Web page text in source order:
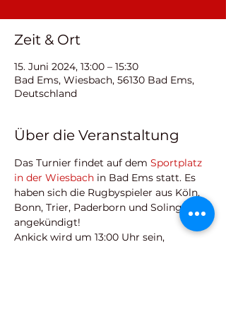
Zeit & Ort
15. Juni 2024, 13:00 – 15:30
Bad Ems, Wiesbach, 56130 Bad Ems,
Deutschland
Über die Veranstaltung
Das Turnier findet auf dem Sportplatz
in der Wiesbach in Bad Ems statt. Es
haben sich die Rugbyspieler aus Köln,
Bonn, Trier, Paderborn und Solingen
angekündigt!
Ankick wird um 13:00 Uhr sein,